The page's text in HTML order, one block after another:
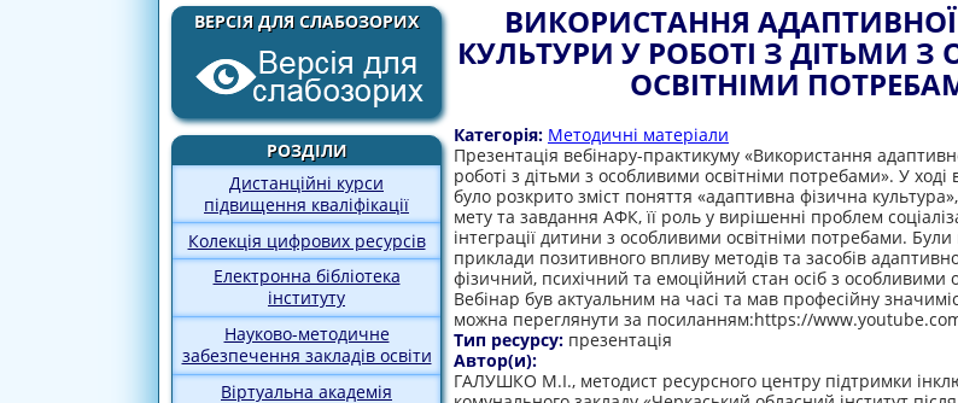
ВЕРСІЯ ДЛЯ СЛАБОЗОРИХ
РОЗДІЛИ
Дистанційні курси
підвищення кваліфікації
Колекція цифрових ресурсів
Електронна бібліотека
інституту
Науково-методичне
забезпечення закладів освіти
Віртуальна академія
ВИКОРИСТАННЯ
КУЛЬТУРИ У РОБОТІ З ДІТЬМИ
ОСВІТНІМИ
Категорія: Методичні матеріали
Презентація вебінару-практикуму «Використання
роботі з дітьми з особливими освітніми потребами». У ході
було розкрито зміст поняття «адаптивна фізична
мету та завдання АФК, її роль у вирішенні проблем
інтеграції дитини з особливими освітніми потребами. Були
приклади позитивного впливу методів та засобів
фізичний, психічний та емоційний стан осіб з особливими
Вебінар був актуальним на часі та мав професійну
можна переглянути за посиланням:https://
Тип ресурсу: презентація
Автор(и):
ГАЛУШКО М.І., методист ресурсного центру підтримки